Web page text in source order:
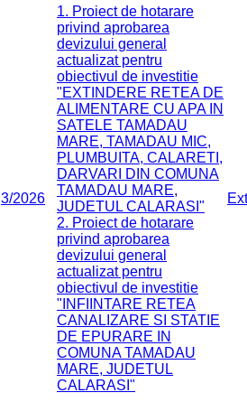
3/2026
1. Proiect de hotarare
privind aprobarea
devizului general
actualizat pentru
obiectivul de investitie
"EXTINDERE RETEA DE
ALIMENTARE CU APA IN
SATELE TAMADAU
MARE, TAMADAU MIC,
PLUMBUITA, CALARETI,
DARVARI DIN COMUNA
TAMADAU MARE,
JUDETUL CALARASI"
2. Proiect de hotarare
privind aprobarea
devizului general
actualizat pentru
obiectivul de investitie
"INFIINTARE RETEA
CANALIZARE SI STATIE
DE EPURARE IN
COMUNA TAMADAU
MARE, JUDETUL
CALARASI"